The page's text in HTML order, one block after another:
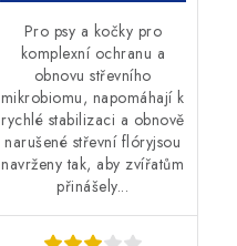
Pro psy a kočky pro
komplexní ochranu a
obnovu střevního
mikrobiomu, napomáhají k
rychlé stabilizaci a obnově
narušené střevní flóryjsou
navrženy tak, aby zvířatům
přinášely...